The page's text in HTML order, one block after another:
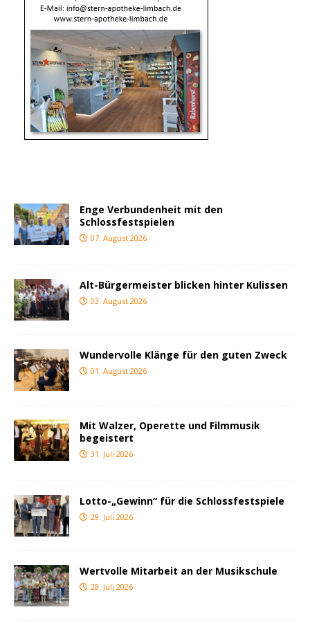
Enge Verbundenheit mit den
Schlossfestspielen
07. August 2026
Alt-Bürgermeister blicken hinter Kulissen
03. August 2026
Wundervolle Klänge für den guten Zweck
01. August 2026
Mit Walzer, Operette und Filmmusik
begeistert
31. Juli 2026
Lotto-„Gewinn“ für die Schlossfestspiele
29. Juli 2026
Wertvolle Mitarbeit an der Musikschule
28. Juli 2026